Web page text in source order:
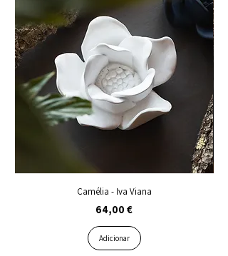
Camélia - Iva Viana
Preço
64,00 €
Adicionar